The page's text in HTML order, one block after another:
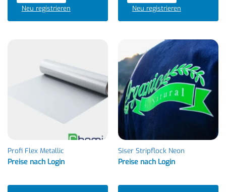
Neu registrieren
Neu registrieren
Profi Flex Metallic
Preise nach Login
Siser Stripflock Neon
Preise nach Login